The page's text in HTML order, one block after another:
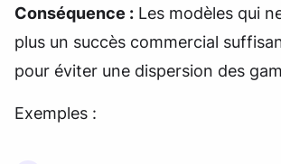
Conséquence : Les modèles qui
plus un succès commercial
pour éviter une dispersion des
Exemples :